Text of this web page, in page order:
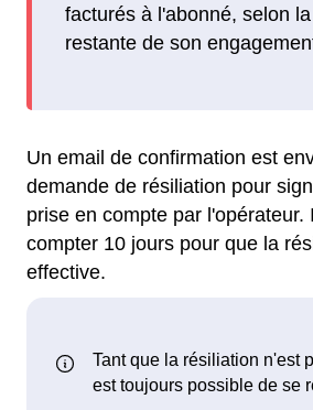
facturés à l'abonné, selon
restante de son
Un email de confirmation est
demande de résiliation pour
prise en compte par l'opérateur.
compter 10 jours pour que la
effective.